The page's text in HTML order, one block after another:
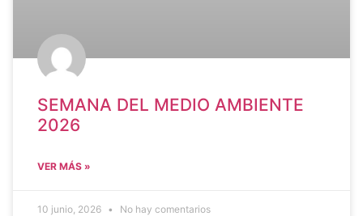
SEMANA DEL MEDIO AMBIENTE
2026
VER MÁS »
10 junio, 2026 No hay comentarios